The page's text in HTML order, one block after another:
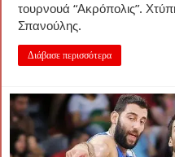
τουρνουά “Ακρόπολις”.
Σπανούλης.
Διάβασε περισσότερα